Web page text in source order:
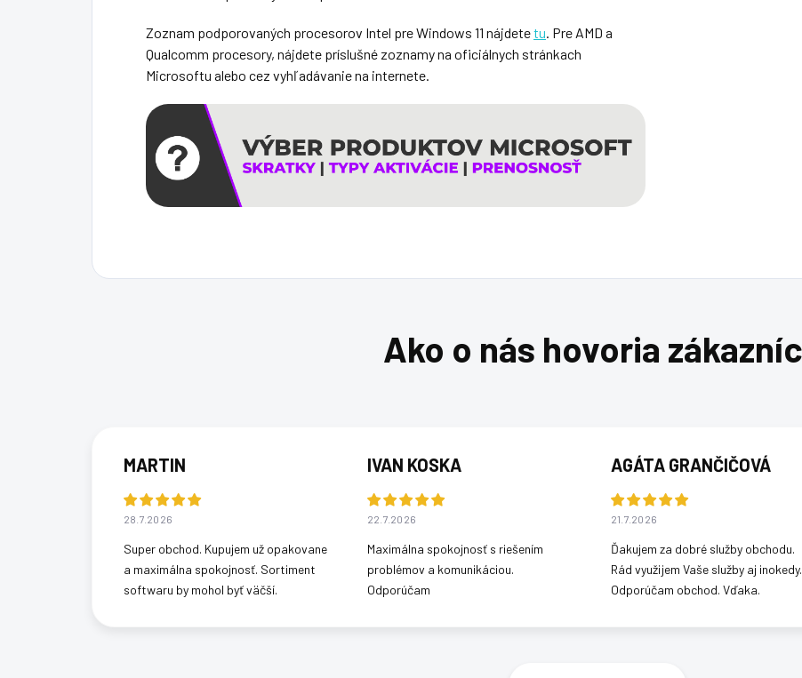
Zoznam podporovaných procesorov Intel pre Windows 11 nájdetetu . Pre AMD a
Qualcomm procesory, nájdete príslušné zoznamy na oficiálnych stránkach
Microsoftu alebo cez vyhľadávanie na internete.
MARTIN
28.7.2026
Super obchod. Kupujem už opakovane
a maximálna spokojnosť. Sortiment
softwaru by mohol byť väčší.
IVAN KOSKA
22.7.2026
Maximálna spokojnosť s riešením
problémov a komunikáciou.
Odporúčam
AGÁTA GRANČIČOVÁ
21.7.2026
Ďakujem za dobré služby obchodu.
Rád využijem Vaše služby aj inokedy.
Odporúčam obchod. Vďaka.